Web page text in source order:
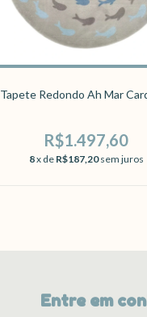
Tapete Redondo Ah Mar
R$1.497,60
8x de R$187,20 sem juros
Entre em